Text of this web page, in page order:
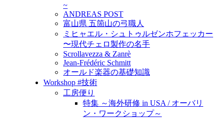
~
ANDREAS POST
富山県 五箇山の弓職人
ミヒャエル・シュトゥルゼンホフェッカー
〜現代チェロ製作の名手
Scrollavezza & Zanrè
Jean-Frédéric Schmitt
オールド楽器の基礎知識
Workshop #技術
工房便り
特集 ～海外研修 in USA / オーバリ
ン・ワークショップ～